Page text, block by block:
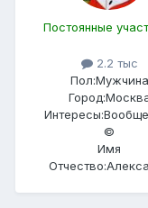
Постоянные
2.2 тыс
Пол:Мужчина
Город:
Интересы:
©
Имя
Отчество: